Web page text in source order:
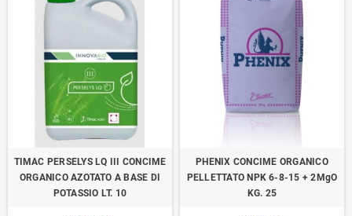
TIMAC PERSELYS LQ III CONCIME
ORGANICO AZOTATO A BASE DI
POTASSIO LT. 10
PHENIX CONCIME ORGANICO
PELLETTATO NPK 6-8-15 + 2MgO
KG. 25